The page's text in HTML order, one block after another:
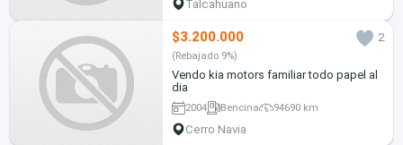
Talcahuano
$3.200.000 2
(Rebajado 9%)
Vendo kia motors familiar todo papel al
dia
2004 Bencina 94690 km
Cerro Navia